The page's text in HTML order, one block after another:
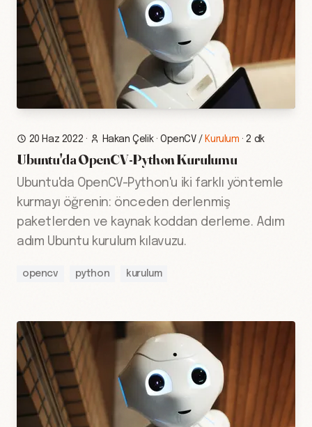
20 Haz 2022 · Hakan Çelik·OpenCV / Kurulum ·2 dk
Ubuntu'da OpenCV-Python Kurulumu
Ubuntu'da OpenCV-Python'u iki farklı yöntemle
kurmayı öğrenin: önceden derlenmiş
paketlerden ve kaynak koddan derleme. Adım
adım Ubuntu kurulum kılavuzu.
opencv python kurulum